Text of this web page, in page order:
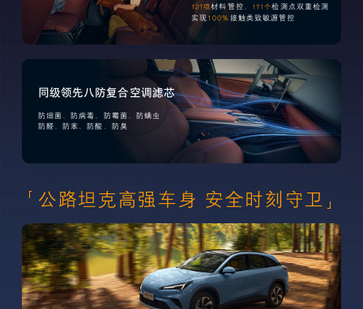
127项材料管控、 171个检测点双重检测
实现100%接触类致敏源管控
同级领先八防复合空调滤芯
防细菌、防病毒、防霉菌、防螨虫
防醛、防苯、防酸、防臭
公路坦克高强车身 安全时刻守卫